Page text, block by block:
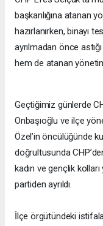
başkanlığına atanan
hazırlanırken, binayı
ayrılmadan önce
hem de atanan
Geçtiğimiz günlerde
Onbaşıoğlu ve ilçe
Özel’in öncülüğünde
doğrultusunda
kadın ve gençlik
partiden ayrıldı.
İlçe örgütündeki